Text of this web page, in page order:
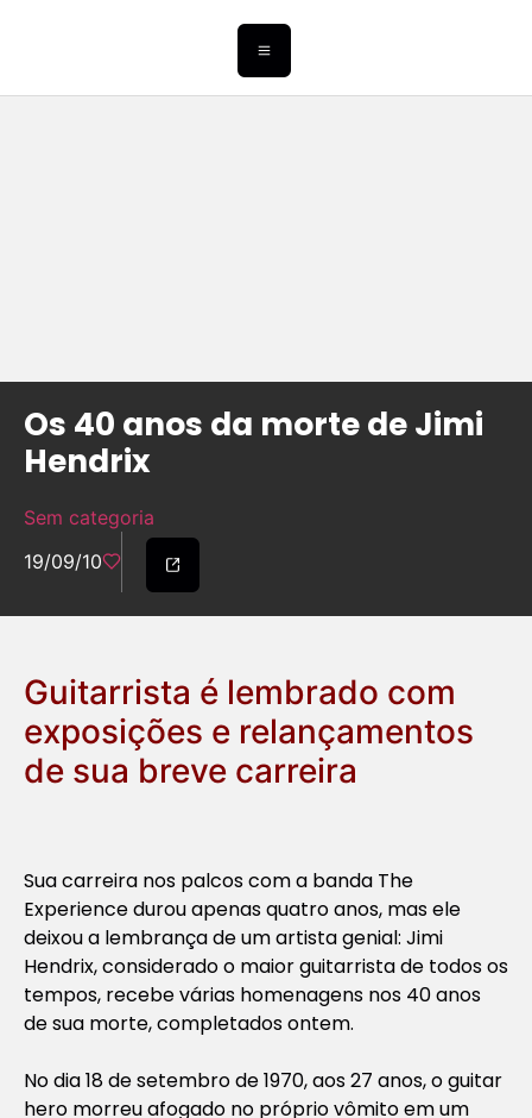
Os 40 anos da morte de Jimi
Hendrix
Sem categoria
19/09/10
Guitarrista é lembrado com
exposições e relançamentos
de sua breve carreira
Sua carreira nos palcos com a banda The
Experience durou apenas quatro anos, mas ele
deixou a lembrança de um artista genial: Jimi
Hendrix, considerado o maior guitarrista de todos os
tempos, recebe várias homenagens nos 40 anos
de sua morte, completados ontem.
No dia 18 de setembro de 1970, aos 27 anos, o guitar
hero morreu afogado no próprio vômito em um